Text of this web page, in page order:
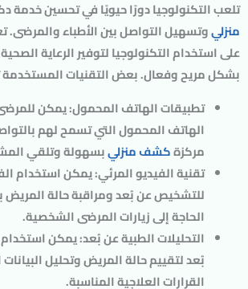
تلعب التكنولوجيا دورًا حيويًا في تحسين خدمة
منزليوتسهيل التواصل بين الأطباء والمرضى.
على استخدام التكنولوجيا لتوفير الرعاية
بشكل مريح وفعال. بعض التقنيات
تطبيقات الهاتف المحمول: يمكن
الهاتف المحمول التي تسمح لهم
مركزةكشف منزليبسهولة وتلقي
تقنية الفيديو المرئي: يمكن استخدام
للتشخيص عن بُعد ومراقبة حالة المريض
الحاجة إلى زيارات المرضى الشخصية.
التحليلات الطبية عن بُعد: يمكن
بُعد لتقييم حالة المريض وتحليل البيانات
القرارات العلاجية المناسبة.